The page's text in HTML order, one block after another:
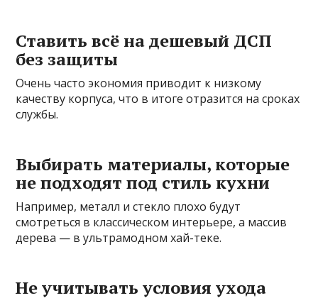
Ставить всё на дешевый ДСП
без защиты
Очень часто экономия приводит к низкому
качеству корпуса, что в итоге отразится на сроках
службы.
Выбирать материалы, которые
не подходят под стиль кухни
Например, металл и стекло плохо будут
смотреться в классическом интерьере, а массив
дерева — в ультрамодном хай-теке.
Не учитывать условия ухода